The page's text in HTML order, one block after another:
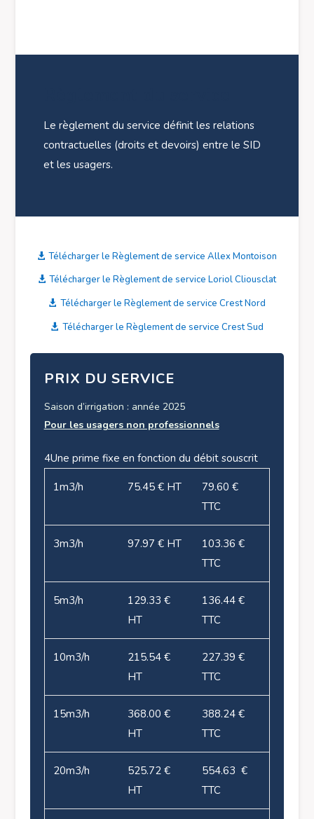
Le règlement du service définit les relations
contractuelles (droits et devoirs) entre le SID
et les usagers.
Télécharger le Règlement de service Allex Montoison
Télécharger le Règlement de service Loriol Cliousclat
Télécharger le Règlement de service Crest Nord
Télécharger le Règlement de service Crest Sud
PRIX DU SERVICE
Saison d’irrigation : année 2025
Pour les usagers non professionnels
4Une prime fixe en fonction du débit souscrit
1m3/h 75.45 € HT
79.60 €
TTC
3m3/h 97.97 € HT
103.36 €
TTC
5m3/h
129.33 €
HT
136.44 €
TTC
10m3/h
215.54 €
HT
227.39 €
TTC
15m3/h
368.00 €
HT
388.24 €
TTC
20m3/h
525.72 €
HT
554.63 €
TTC